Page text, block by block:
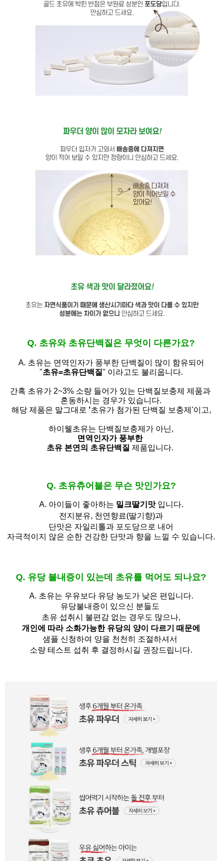
Q. 초유와 초유단백질은 무엇이 다른가요?
A. 초유는 면역인자가 풍부한 단백질이 많이 함유되어
"초유=초유단백질" 이라고도 불리웁니다.
간혹 초유가 2~3% 소량 들어가 있는 단백질보충제 제품과
혼동하시는 경우가 있습니다.
해당 제품은 말그대로 '초유가 첨가된 단백질 보충제'이고,
하이웰초유는 단백질보충제가 아닌,
면역인자가 풍부한
초유 본연의 초유단백질 제품입니다.
Q. 초유츄어블은 무슨 맛인가요?
A. 아이들이 좋아하는 밀크딸기맛입니다.
전지분유, 천연향료(딸기향)과
단맛은 자일리톨과 포도당으로 내어
자극적이지 않은 순한 건강한 단맛과 향을 느낄 수 있습니다.
Q. 유당 불내증이 있는데 초유를 먹어도 되나요?
A. 초유는 우유보다 유당 농도가 낮은 편입니다.
유당불내증이 있으신 분들도
초유 섭취시 불편감 없는 경우도 많으나,
개인에 따라 소화가능한 유당의 양이 다르기 때문에
샘플 신청하여 양을 천천히 조절하셔서
소량 테스트 섭취 후 결정하시길 권장드립니다.